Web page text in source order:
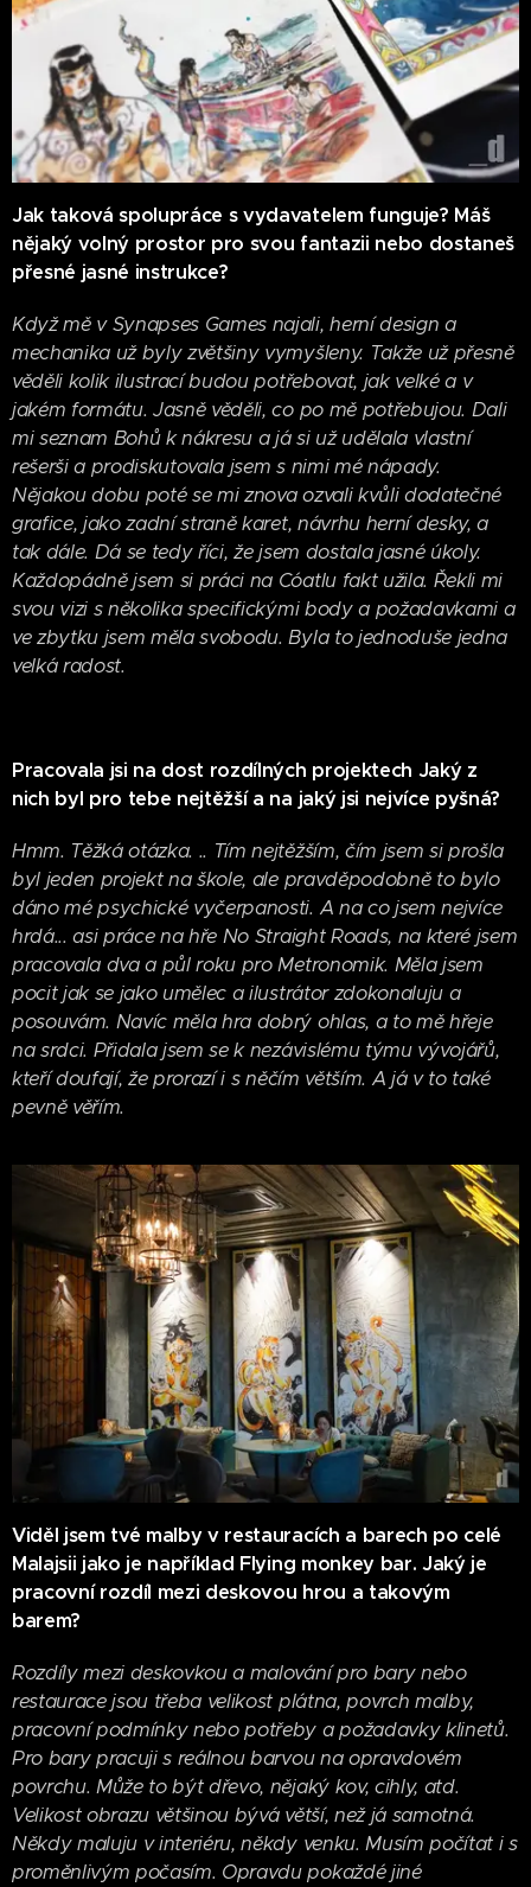
Jak taková spolupráce s vydavatelem funguje? Máš
nějaký volný prostor pro svou fantazii nebo dostaneš
přesné jasné instrukce?
Když mě v Synapses Games najali, herní design a
mechanika už byly zvětšiny vymyšleny. Takže už přesně
věděli kolik ilustrací budou potřebovat, jak velké a v
jakém formátu. Jasně věděli, co po mě potřebujou. Dali
mi seznam Bohů k nákresu a já si už udělala vlastní
rešerši a prodiskutovala jsem s nimi mé nápady.
Nějakou dobu poté se mi znova ozvali kvůli dodatečné
grafice, jako zadní straně karet, návrhu herní desky, a
tak dále. Dá se tedy říci, že jsem dostala jasné úkoly.
Každopádně jsem si práci na Cóatlu fakt užila. Řekli mi
svou vizi s několika specifickými body a požadavkami a
ve zbytku jsem měla svobodu. Byla to jednoduše jedna
velká radost.
Pracovala jsi na dost rozdílných projektech Jaký z
nich byl pro tebe nejtěžší a na jaký jsi nejvíce pyšná?
Hmm. Těžká otázka. .. Tím nejtěžším, čím jsem si prošla
byl jeden projekt na škole, ale pravděpodobně to bylo
dáno mé psychické vyčerpanosti. A na co jsem nejvíce
hrdá... asi práce na hře No Straight Roads, na které jsem
pracovala dva a půl roku pro Metronomik. Měla jsem
pocit jak se jako umělec a ilustrátor zdokonaluju a
posouvám. Navíc měla hra dobrý ohlas, a to mě hřeje
na srdci. Přidala jsem se k nezávislému týmu vývojářů,
kteří doufají, že prorazí i s něčím větším. A já v to také
pevně věřím.
Viděl jsem tvé malby v restauracích a barech po celé
Malajsii jako je například Flying monkey bar. Jaký je
pracovní rozdíl mezi deskovou hrou a takovým
barem?
Rozdíly mezi deskovkou a malování pro bary nebo
restaurace jsou třeba velikost plátna, povrch malby,
pracovní podmínky nebo potřeby a požadavky klinetů.
Pro bary pracuji s reálnou barvou na opravdovém
povrchu. Může to být dřevo, nějaký kov, cihly, atd.
Velikost obrazu většinou bývá větší, než já samotná.
Někdy maluju v interiéru, někdy venku. Musím počítat i s
proměnlivým počasím. Opravdu pokaždé jiné